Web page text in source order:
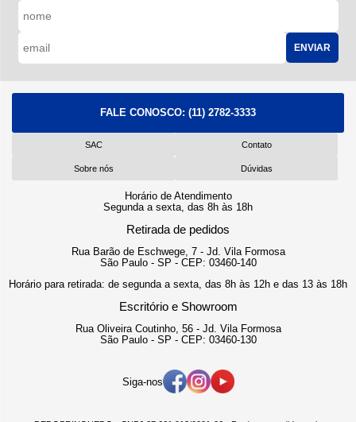
ENVIAR
FALE CONOSCO: (11) 2782-3333
SAC Contato
Sobre nós Dúvidas
Horário de Atendimento
Segunda a sexta, das 8h às 18h
Retirada de pedidos
Rua Barão de Eschwege, 7 - Jd. Vila Formosa
São Paulo - SP - CEP: 03460-140
Horário para retirada: de segunda a sexta, das 8h às 12h e das 13 às 18h
Escritório e Showroom
Rua Oliveira Coutinho, 56 - Jd. Vila Formosa
São Paulo - SP - CEP: 03460-130
Siga-nos